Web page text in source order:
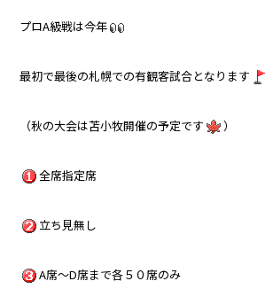
プロA級戦は今年
最初で最後の札幌での有観客試合となります
（秋の大会は苫小牧開催の予定です ）
全席指定席
立ち見無し
A席～D席まで各５０席のみ